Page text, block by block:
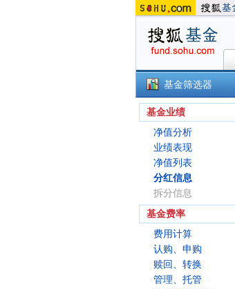
基金筛选器
基金业绩
净值分析
业绩表现
净值列表
分红信息
拆分信息
基金费率
费用计算
认购、申购
赎回、转换
管理、托管